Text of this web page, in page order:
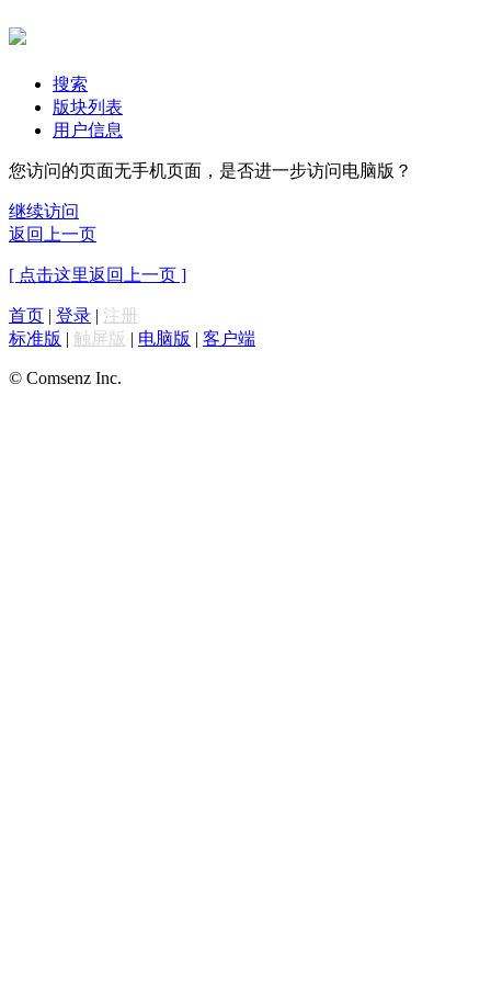
搜索
版块列表
用户信息
您访问的页面无手机页面，是否进一步访问电脑版？
继续访问
返回上一页
[ 点击这里返回上一页 ]
首页 | 登录 | 注册
标准版 | 触屏版 | 电脑版 | 客户端
© Comsenz Inc.